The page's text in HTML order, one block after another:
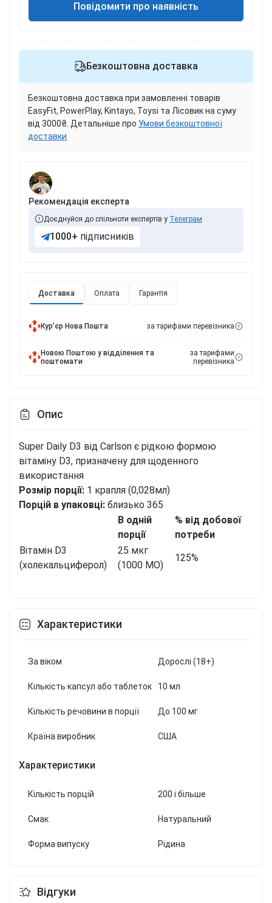
Доставка Оплата Гарантія
Курʼєр Нова Пошта за тарифами перевізника
Новою Поштою у відділення та
поштомати
за тарифами
перевізника
Повідомити про наявність
Безкоштовна доставка
Безкоштовна доставка при замовленні товарів
EasyFit, PowerPlay, Kintayo, Toysi та Лісовик на суму
від 3000₴. Детальніше про Умови безкоштовної
доставки
Рекомендація експерта
Доєднуйся до спільноти експертів у Телеграм
1000+ підписників
Опис
Super Daily D3 від Carlson є рідкою формою
вітаміну D3, призначену для щоденного
використання
Розмір порції: 1 крапля (0,028мл)
Порцій в упаковці: близько 365
В одній
порції
% від добової
потреби
Вітамін D3
(холекальциферол)
25 мкг
(1000 МО)
125%
Характеристики
За віком Дорослі (18+)
Кількість капсул або таблеток 10 мл
Кількість речовини в порції До 100 мг
Країна виробник США
Характеристики
Кількість порцій 200 і більше
Смак Натуральний
Форма випуску Рідина
Відгуки